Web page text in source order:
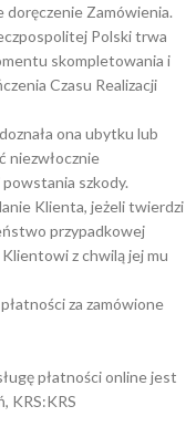
Zamówienia.
Polski trwa
skompletowania i
Czasu Realizacji
ona ubytku lub
niezwłocznie
szkody.
Klienta, jeżeli twierdzi
przypadkowej
z chwilą jej mu
za zamówione
płatności online jest
KRS:KRS